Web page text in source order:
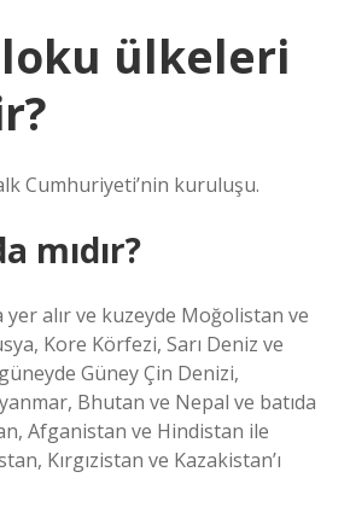
ülkeleri
Cumhuriyeti’nin kuruluşu.
mıdır?
yer alır ve kuzeyde Moğolistan ve
Kore Körfezi, Sarı Deniz ve
Güney Çin Denizi,
Bhutan ve Nepal ve batıda
Afganistan ve Hindistan ile
Kırgızistan ve Kazakistan’ı